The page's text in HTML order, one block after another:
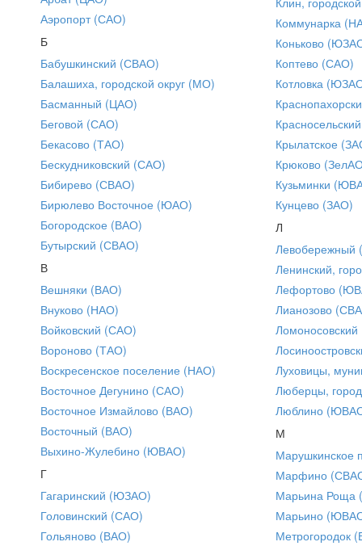
Аэропорт (САО)
Б
Бабушкинский (СВАО)
Балашиха, городской округ (МО)
Басманный (ЦАО)
Беговой (САО)
Бекасово (ТАО)
Бескудниковский (САО)
Бибирево (СВАО)
Бирюлево Восточное (ЮАО)
Богородское (ВАО)
Бутырский (СВАО)
В
Вешняки (ВАО)
Внуково (НАО)
Войковский (САО)
Вороново (ТАО)
Воскресенское поселение (НАО)
Восточное Дегунино (САО)
Восточное Измайлово (ВАО)
Восточный (ВАО)
Выхино-Жулебино (ЮВАО)
Г
Гагаринский (ЮЗАО)
Головинский (САО)
Гольяново (ВАО)
Коммунарка
Коньково
Коптево (САО)
Котловка
Крылатское
Крюково
Кузьминки
Кунцево (ЗАО)
Л
Ленинский,
Лефортово
Лианозово
Луховицы,
Люберцы,
Люблино
М
Марушкинское
Марфино
Марьина Роща
Марьино
Метрогородок